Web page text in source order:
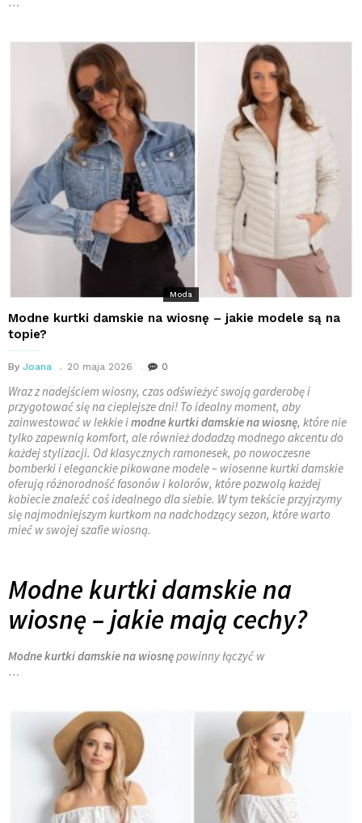
Moda
Modne kurtki damskie na wiosnę – jakie modele są na
topie?
By Joana 20 maja 2026 0
Wraz z nadejściem wiosny, czas odświeżyć swoją garderobę i
przygotować się na cieplejsze dni! To idealny moment, aby
zainwestować w lekkie imodne kurtki damskie na wiosnę, które nie
tylko zapewnią komfort, ale również dodadzą modnego akcentu do
każdej stylizacji. Od klasycznych ramonesek, po nowoczesne
bomberki i eleganckie pikowane modele – wiosenne kurtki damskie
oferują różnorodność fasonów i kolorów, które pozwolą każdej
kobiecie znaleźć coś idealnego dla siebie. W tym tekście przyjrzymy
się najmodniejszym kurtkom na nadchodzący sezon, które warto
mieć w swojej szafie wiosną.
Modne kurtki damskie na
wiosnę – jakie mają cechy?
Modne kurtki damskie na wiosnępowinny łączyć w
…